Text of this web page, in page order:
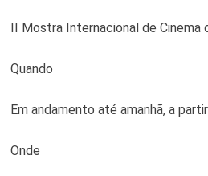
II Mostra Internacional de Cinema
Quando
Em andamento até amanhã, a
Onde